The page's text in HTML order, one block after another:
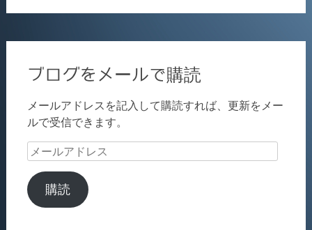
ブログをメールで購読
メールアドレスを記入して購読すれば、更新をメー
ルで受信できます。
メ
ル
ア
購読